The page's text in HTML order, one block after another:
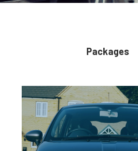
Packages